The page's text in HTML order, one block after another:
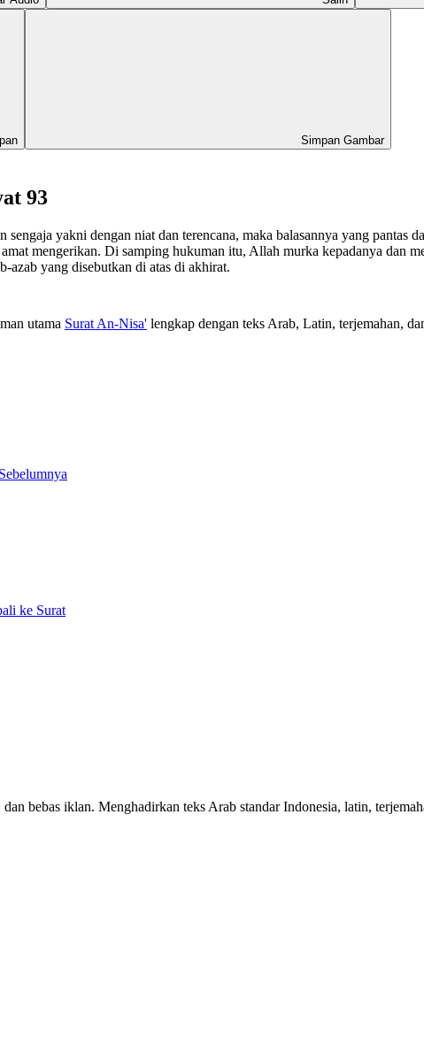
Simpan Gambar
93
yakni dengan niat dan terencana, maka balasannya yang pantas
mengerikan. Di samping hukuman itu, Allah murka kepadanya dan
azab yang disebutkan di atas di akhirat.
utama Surat An-Nisa' lengkap dengan teks Arab, Latin, terjemahan,
ke Surat
bebas iklan. Menghadirkan teks Arab standar Indonesia, latin,